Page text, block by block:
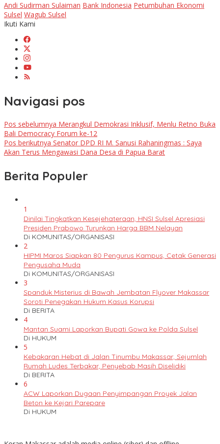
Andi Sudirman Sulaiman Bank Indonesia Petumbuhan Ekonomi
Sulsel Wagub Sulsel
Ikuti Kami
Navigasi pos
Pos sebelumnya Merangkul Demokrasi Inklusif, Menlu Retno Buka
Bali Democracy Forum ke-12
Pos berikutnya Senator DPD RI M. Sanusi Rahaningmas : Saya
Akan Terus Mengawasi Dana Desa di Papua Barat
Berita Populer
1
Dinilai Tingkatkan Kesejehateraan, HNSI Sulsel Apresiasi
Presiden Prabowo Turunkan Harga BBM Nelayan
Di KOMUNITAS/ORGANISASI
2
HIPMI Maros Siapkan 80 Pengurus Kampus, Cetak Generasi
Pengusaha Muda
Di KOMUNITAS/ORGANISASI
3
Spanduk Misterius di Bawah Jembatan Flyover Makassar
Soroti Penegakan Hukum Kasus Korupsi
Di BERITA
4
Mantan Suami Laporkan Bupati Gowa ke Polda Sulsel
Di HUKUM
5
Kebakaran Hebat di Jalan Tinumbu Makassar, Sejumlah
Rumah Ludes Terbakar, Penyebab Masih Diselidiki
Di BERITA
6
ACW Laporkan Dugaan Penyimpangan Proyek Jalan
Beton ke Kejari Parepare
Di HUKUM